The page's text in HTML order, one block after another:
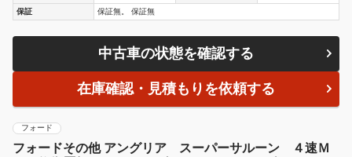
保証
保証無。 保証無
中古車の状態を確認する
在庫確認・見積もりを依頼する
フォード
フォードその他 アングリア スーパーサルーン ４速Ｍ